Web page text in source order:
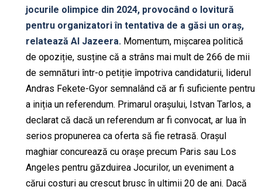
jocurile olimpice din 2024, provocând o lovitură
pentru organizatori în tentativa de a găsi un oraș,
relatează Al Jazeera. Momentum, mișcarea politică
de opoziție, susține că a strâns mai mult de 266 de mii
de semnături într-o petiție împotriva candidaturii, liderul
Andras Fekete-Gyor semnalând că ar fi suficiente pentru
a iniția un referendum. Primarul orașului, Istvan Tarlos, a
declarat că dacă un referendum ar fi convocat, ar lua în
serios propunerea ca oferta să fie retrasă. Orașul
maghiar concurează cu orașe precum Paris sau Los
Angeles pentru găzduirea Jocurilor, un eveniment a
cărui costuri au crescut brusc în ultimii 20 de ani. Dacă